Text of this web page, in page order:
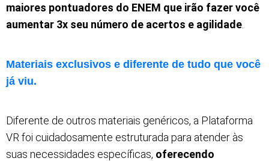
maiores pontuadores do ENEM que irão fazer você
aumentar 3x seu número de acertos e agilidade
Materiais exclusivos e diferente de tudo que você
já viu.
Diferente de outros materiais genéricos, a Plataforma
VR foi cuidadosamente estruturada para atender às
suas necessidades específicas, oferecendo